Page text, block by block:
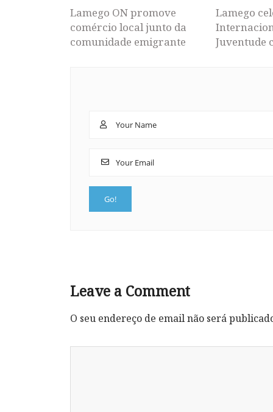
Lamego ON promove
comércio local junto da
comunidade emigrante
Lamego
Juventude
Leave a Comment
O seu endereço de email não será